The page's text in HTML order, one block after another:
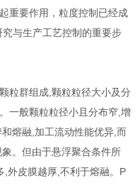
重要作用，粒度控制已经成
与生产工艺控制的重要步
粒群组成,颗粒粒径大小及分
一般颗粒粒径小且分布窄,增
熔融,加工流动性能优异,而
。但由于悬浮聚合条件所
,外皮膜越厚,不利于熔融。P